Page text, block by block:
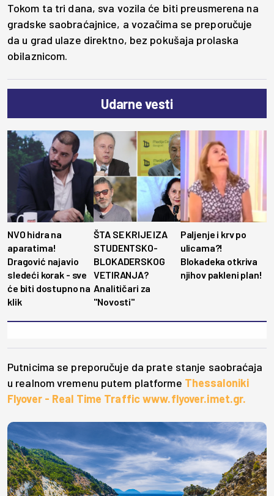
Tokom ta tri dana, sva vozila će biti preusmerena na
gradske saobraćajnice, a vozačima se preporučuje
da u grad ulaze direktno, bez pokušaja prolaska
obilaznicom.
Udarne vesti
NVO hidra na
aparatima!
Dragović najavio
sledeći korak - sve
će biti dostupno na
klik
ŠTA SE KRIJE IZA
STUDENTSKO-
BLOKADERSKOG
VETIRANJA?
Analitičari za
"Novosti"
Paljenje i krv po
ulicama?!
Blokadeka otkriva
njihov pakleni plan!
Putnicima se preporučuje da prate stanje saobraćaja
u realnom vremenu putem platforme Thessaloniki
Flyover - Real Time Traffic www.flyover.imet.gr.